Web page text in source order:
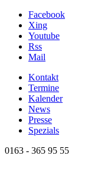
Facebook
Xing
Youtube
Rss
Mail
Kontakt
Termine
Kalender
News
Presse
Spezials
0163 - 365 95 55